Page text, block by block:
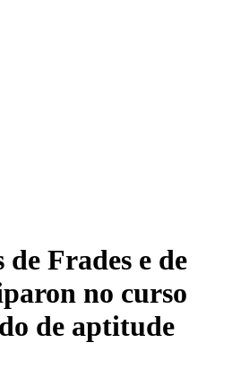
Frades e de
no curso
de aptitude